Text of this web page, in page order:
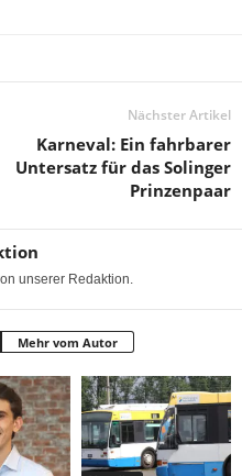
Nächster Artikel
Karneval: Ein fahrbarer
Untersatz für das Solinger
Prinzenpaar
unserer Redaktion.
Mehr vom Autor